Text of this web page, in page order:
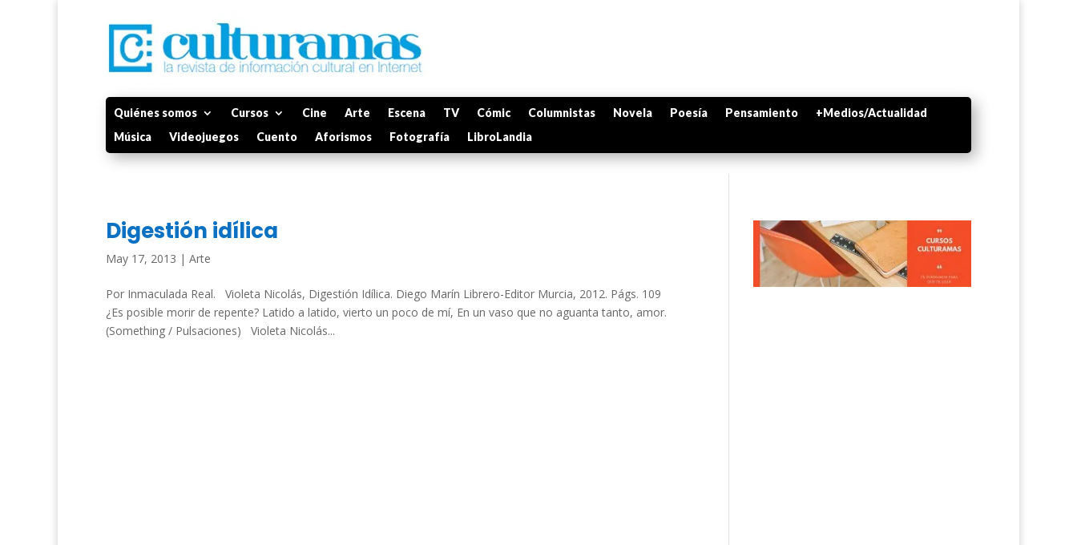
Quiénes somos Cursos Cine Arte Escena TV Cómic Columnistas Novela Poesía Pensamiento
+Medios/Actualidad
Música
Videojuegos Cuento Aforismos Fotografía LibroLandia
Digestión idílica
May 17, 2013 | Arte
Por Inmaculada Real. Violeta Nicolás, Digestión Idílica. Diego Marín Librero-Editor Murcia, 2012. Págs. 109
¿Es posible morir de repente? Latido a latido, vierto un poco de mí, En un vaso que no aguanta tanto, amor.
(Something / Pulsaciones) Violeta Nicolás...